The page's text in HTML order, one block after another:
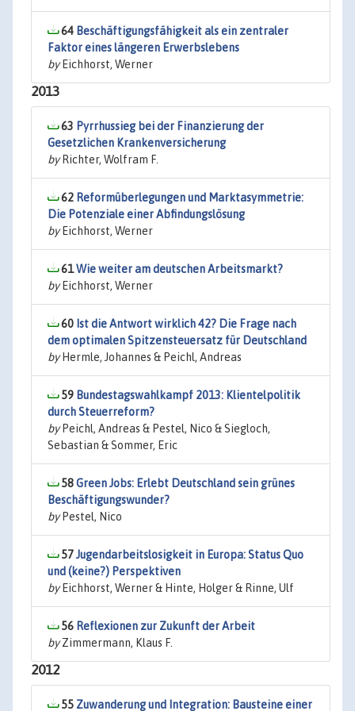
64 Beschäftigungsfähigkeit als ein zentraler
Faktor eines längeren Erwerbslebens
byEichhorst, Werner
2013
63 Pyrrhussieg bei der Finanzierung der
Gesetzlichen Krankenversicherung
byRichter, Wolfram F.
62 Reformüberlegungen und Marktasymmetrie:
Die Potenziale einer Abfindungslösung
byEichhorst, Werner
61Wie weiter am deutschen Arbeitsmarkt?
byEichhorst, Werner
60 Ist die Antwort wirklich 42? Die Frage nach
dem optimalen Spitzensteuersatz für Deutschland
byHermle, Johannes & Peichl, Andreas
59 Bundestagswahlkampf 2013: Klientelpolitik
durch Steuerreform?
byPeichl, Andreas & Pestel, Nico & Siegloch,
Sebastian & Sommer, Eric
58Green Jobs: Erlebt Deutschland sein grünes
Beschäftigungswunder?
byPestel, Nico
57Jugendarbeitslosigkeit in Europa: Status Quo
und (keine?) Perspektiven
byEichhorst, Werner & Hinte, Holger & Rinne, Ulf
56 Reflexionen zur Zukunft der Arbeit
byZimmermann, Klaus F.
2012
55 Zuwanderung und Integration: Bausteine einer